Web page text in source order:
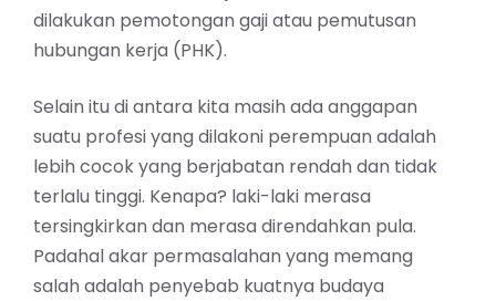
dilakukan pemotongan gaji atau pemutusan
hubungan kerja (PHK).
Selain itu di antara kita masih ada anggapan
suatu profesi yang dilakoni perempuan adalah
lebih cocok yang berjabatan rendah dan tidak
terlalu tinggi. Kenapa? laki-laki merasa
tersingkirkan dan merasa direndahkan pula.
Padahal akar permasalahan yang memang
salah adalah penyebab kuatnya budaya